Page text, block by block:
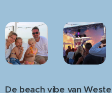
De beach vibe van